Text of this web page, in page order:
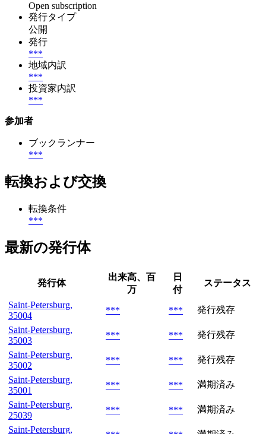
Open subscription
発行タイプ
公開
発行
***
地域内訳
***
投資家内訳
***
参加者
ブックランナー
***
転換および交換
転換条件
***
最新の発行体
発行体
出来高、百
万
日
付
ステータス
Saint-Petersburg,
35004
*** ***
発行残存
Saint-Petersburg,
35003
*** ***
発行残存
Saint-Petersburg,
35002
*** ***
発行残存
Saint-Petersburg,
35001
*** ***
満期済み
Saint-Petersburg,
25039
*** ***
満期済み
Saint-Petersburg,